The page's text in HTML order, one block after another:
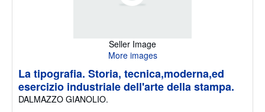
Seller Image
More images
La tipografia. Storia, tecnica,moderna,ed
esercizio industriale dell'arte della stampa.
DALMAZZO GIANOLIO.